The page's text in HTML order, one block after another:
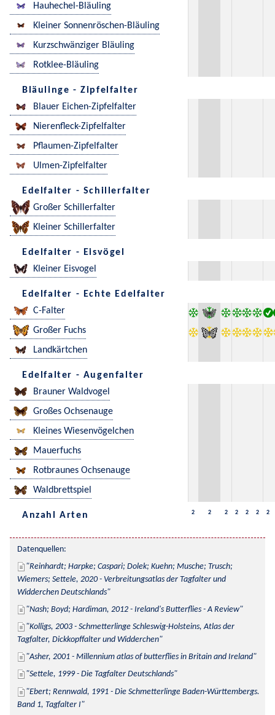
Hauhechel-Bläuling
Kleiner Sonnenröschen-Bläuling
Kurzschwänziger Bläuling
Rotklee-Bläuling
Bläulinge - Zipfelfalter
Blauer Eichen-Zipfelfalter
Nierenfleck-Zipfelfalter
Pflaumen-Zipfelfalter
Ulmen-Zipfelfalter
Edelfalter - Schillerfalter
Großer Schillerfalter
Kleiner Schillerfalter
Edelfalter - Eisvögel
Kleiner Eisvogel
Edelfalter - Echte Edelfalter
C-Falter
Großer Fuchs
Landkärtchen
Edelfalter - Augenfalter
Brauner Waldvogel
Großes Ochsenauge
Kleines Wiesenvögelchen
Mauerfuchs
Rotbraunes Ochsenauge
Waldbrettspiel
Anzahl Arten 2 2 2 2 2 2 2
Datenquellen:
Reinhardt; Harpke; Caspari; Dolek; Kuehn; Musche; Trusch;
Wiemers; Settele, 2020 - Verbreitungsatlas der Tagfalter und
Widderchen Deutschlands
Nash; Boyd; Hardiman, 2012 - Ireland's Butterflies - A Review
Kolligs, 2003 - Schmetterlinge Schleswig-Holsteins, Atlas der
Tagfalter, Dickkopffalter und Widderchen
Asher, 2001 - Millennium atlas of butterflies in Britain and Ireland
Settele, 1999 - Die Tagfalter Deutschlands
Ebert; Rennwald, 1991 - Die Schmetterlinge Baden-Württembergs.
Band 1, Tagfalter I